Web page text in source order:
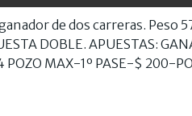
de dos carreras. Peso
DOBLE. APUESTAS:
POZO MAX-1º PASE-$ 200-